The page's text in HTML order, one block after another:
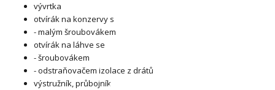
vývrtka
otvírák na konzervy s
- malým šroubovákem
otvírák na láhve se
- šroubovákem
- odstraňovačem izolace z drátů
výstružník, průbojník